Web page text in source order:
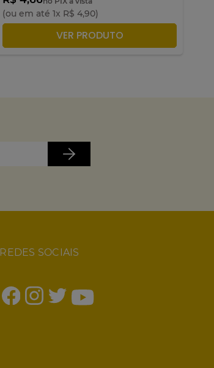
(ou em até1x R$ 4,90)
ADICIONAR À SACOLA
VER PRODUTO
REDES SOCIAIS